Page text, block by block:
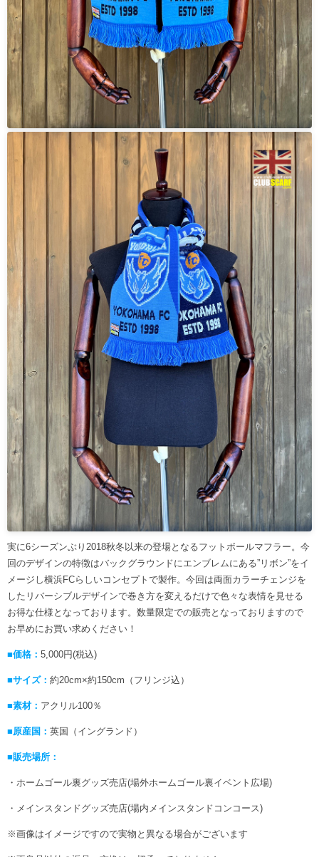
実に6シーズンぶり2018秋冬以来の登場となるフットボールマフラー。今
回のデザインの特徴はバックグラウンドにエンブレムにある”リボン”をイ
メージし横浜FCらしいコンセプトで製作。今回は両面カラーチェンジを
したリバーシブルデザインで巻き方を変えるだけで色々な表情を見せる
お得な仕様となっております。数量限定での販売となっておりますので
お早めにお買い求めください！
■価格： 5,000円(税込)
■サイズ： 約20cm×約150cm（フリンジ込）
■素材： アクリル100％
■原産国： 英国（イングランド）
■販売場所：
・ホームゴール裏グッズ売店(場外ホームゴール裏イベント広場)
・メインスタンドグッズ売店(場内メインスタンドコンコース)
※画像はイメージですので実物と異なる場合がございます